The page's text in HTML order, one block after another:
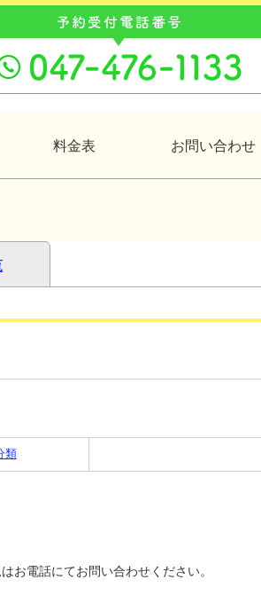
料金表 お問い合わせ
類
お電話にてお問い合わせください。